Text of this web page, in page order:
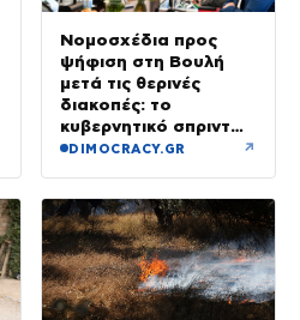
Νομοσχέδια προς
ψήφιση στη Βουλή
μετά τις θερινές
διακοπές: το
κυβερνητικό σπριντ
μετά τον
DIMOCRACY.GR ↗